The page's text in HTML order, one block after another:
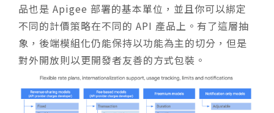
品也是 Apigee 部署的基本單位，並且你可以綁定
不同的計價策略在不同的 API 產品上。有了這層抽
象，後端模組化仍能保持以功能為主的切分，但是
對外開放則以更開發者友善的方式包裝。